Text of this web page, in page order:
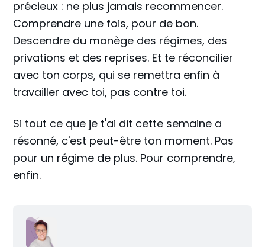
précieux : ne plus jamais recommencer.
Comprendre une fois, pour de bon.
Descendre du manège des régimes, des
privations et des reprises. Et te réconcilier
avec ton corps, qui se remettra enfin à
travailler avec toi, pas contre toi.
Si tout ce que je t'ai dit cette semaine a
résonné, c'est peut-être ton moment. Pas
pour un régime de plus. Pour comprendre,
enfin.